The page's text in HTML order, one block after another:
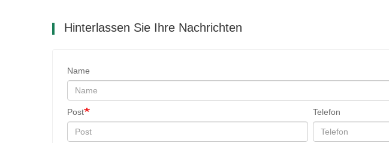
Hinterlassen Sie Ihre Nachrichten
Name
Post Telefon